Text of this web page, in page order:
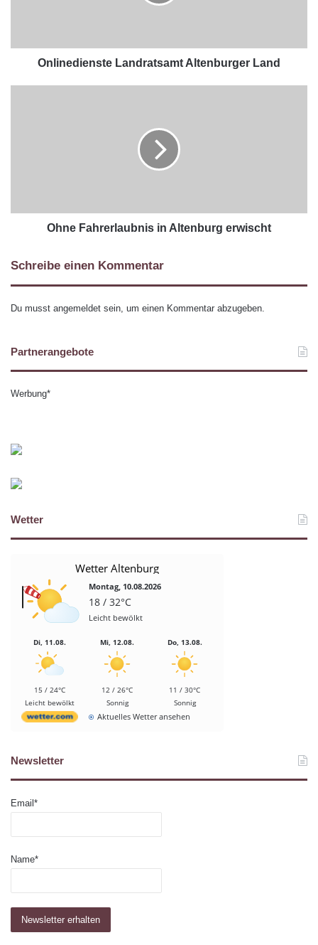
Onlinedienste Landratsamt Altenburger Land
Ohne Fahrerlaubnis in Altenburg erwischt
Schreibe einen Kommentar
Du musst angemeldet sein, um einen Kommentar abzugeben.
Partnerangebote
Werbung*
Wetter
Wetter Altenburg
Montag, 10.08.2026
18 / 32°C
Leicht bewölkt
Di, 11.08.
15 / 24°C
Leicht bewölkt
Mi, 12.08.
12 / 26°C
Sonnig
Do, 13.08.
11 / 30°C
Sonnig
Aktuelles Wetter ansehen
Newsletter
Email*
Name*